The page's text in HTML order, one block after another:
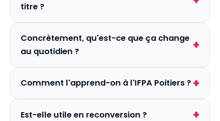
titre ?
Concrètement, qu'est-ce que ça change
au quotidien ?
Comment l'apprend-on à l'IFPA Poitiers ?
Est-elle utile en reconversion ?